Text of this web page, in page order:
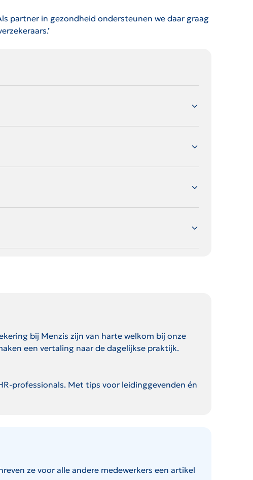
partner in gezondheid ondersteunen we daar graag
bij Menzis zijn van harte welkom bij onze
een vertaling naar de dagelijkse praktijk.
professionals. Met tips voor leidinggevenden én
ze voor alle andere medewerkers een artikel